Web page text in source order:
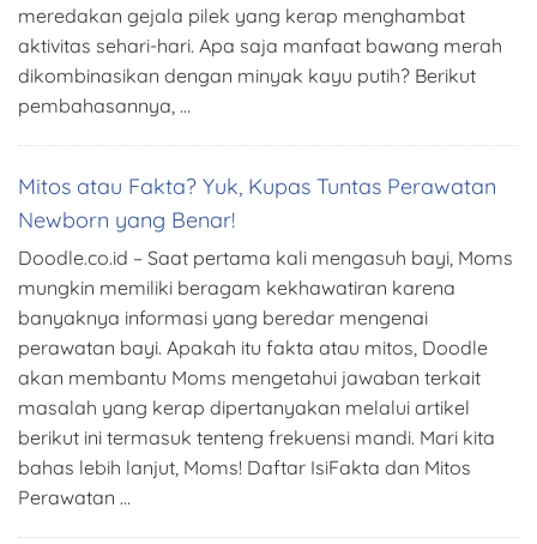
meredakan gejala pilek yang kerap menghambat
aktivitas sehari-hari. Apa saja manfaat bawang merah
dikombinasikan dengan minyak kayu putih? Berikut
pembahasannya, …
Mitos atau Fakta? Yuk, Kupas Tuntas Perawatan
Newborn yang Benar!
Doodle.co.id – Saat pertama kali mengasuh bayi, Moms
mungkin memiliki beragam kekhawatiran karena
banyaknya informasi yang beredar mengenai
perawatan bayi. Apakah itu fakta atau mitos, Doodle
akan membantu Moms mengetahui jawaban terkait
masalah yang kerap dipertanyakan melalui artikel
berikut ini termasuk tenteng frekuensi mandi. Mari kita
bahas lebih lanjut, Moms! Daftar IsiFakta dan Mitos
Perawatan …